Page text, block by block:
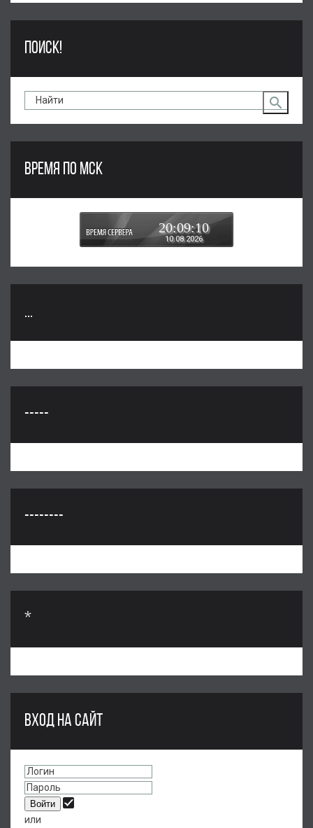
ПОИСК!
ВРЕМЯ ПО МСК
20:09:11
10.08.2026
...
-----
--------
*
ВХОД НА САЙТ
или